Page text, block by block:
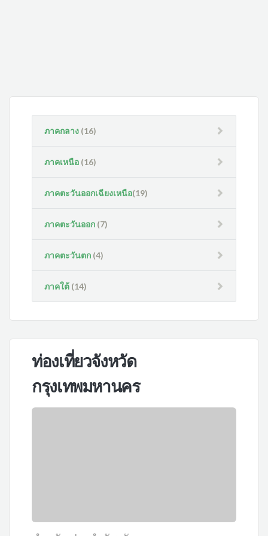
ภาคกลาง (16)
ภาคเหนือ (16)
ภาคตะวันออกเฉียงเหนือ(19)
ภาคตะวันออก (7)
ภาคตะวันตก (4)
ภาคใต้ (14)
ท่องเที่ยวจังหวัด
กรุงเทพมหานคร